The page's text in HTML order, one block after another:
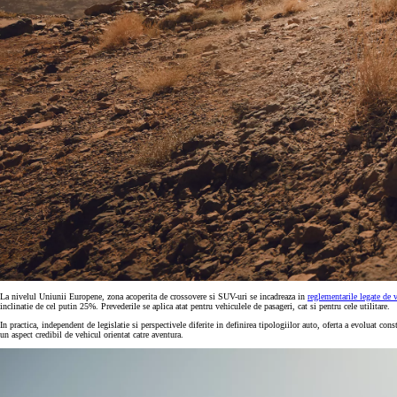
La nivelul Uniunii Europene, zona acoperita de crossovere si SUV-uri se incadreaza in reglementarile legate de
inclinatie de cel putin 25%. Prevederile se aplica atat pentru vehiculele de pasageri, cat si pentru cele utilitare.
In practica, independent de legislatie si perspectivele diferite in definirea tipologiilor auto, oferta a evoluat
un aspect credibil de vehicul orientat catre aventura.